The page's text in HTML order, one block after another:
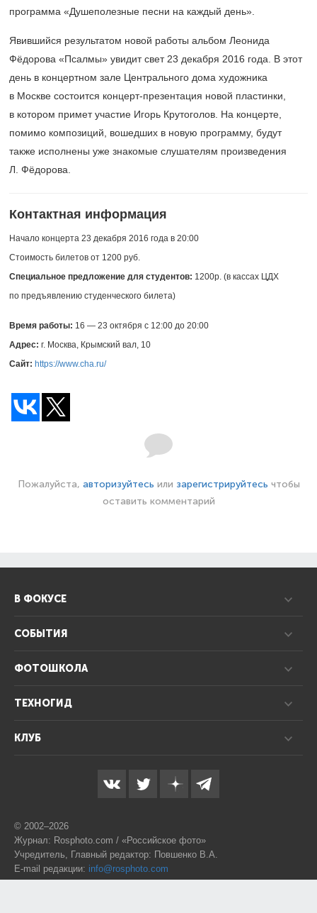
программа «Душеполезные песни на каждый день».
Явившийся результатом новой работы альбом Леонида
Фёдорова «Псалмы» увидит свет 23 декабря 2016 года. В этот
день в концертном зале Центрального дома художника
в Москве состоится концерт-презентация новой пластинки,
в котором примет участие Игорь Крутоголов. На концерте,
помимо композиций, вошедших в новую программу, будут
также исполнены уже знакомые слушателям произведения
Л. Фёдорова.
Контактная информация
Начало концерта 23 декабря 2016 года в 20:00
Стоимость билетов от 1200 руб.
Специальное предложение для студентов: 1200р. (в кассах ЦДХ
по предъявлению студенческого билета)
Время работы: 16 — 23 октября с 12:00 до 20:00
Адрес: г. Москва, Крымский вал, 10
Сайт: https://www.cha.ru/
Пожалуйста, авторизуйтесь или зарегистрируйтесь чтобы
оставить комментарий
В ФОКУСЕ
СОБЫТИЯ
ФОТОШКОЛА
ТЕХНОГИД
КЛУБ
© 2002–2026
Журнал: Rosphoto.com / «Российское фото»
Учредитель, Главный редактор: Повшенко В.А.
E-mail редакции: info@rosphoto.com